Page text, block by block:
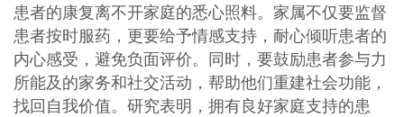
患者的康复离不开家庭的悉心照料。家属不仅要监督
患者按时服药，更要给予情感支持，耐心倾听患者的
内心感受，避免负面评价。同时，要鼓励患者参与力
所能及的家务和社交活动，帮助他们重建社会功能，
找回自我价值。研究表明，拥有良好家庭支持的患